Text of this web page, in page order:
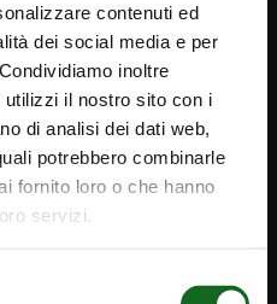
contenuti ed
dei social media e per
inoltre
il nostro sito con i
di analisi dei dati web,
potrebbero combinarle
fornito loro o che hanno
servizi.